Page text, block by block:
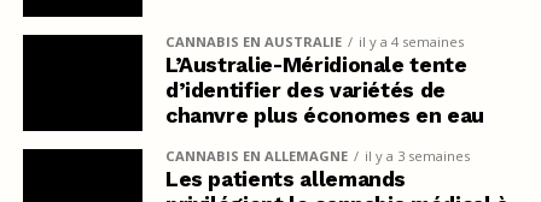
CANNABIS EN AUSTRALIE il y a 4 semaines
L’Australie-Méridionale tente
d’identifier des variétés de
chanvre plus économes en eau
CANNABIS EN ALLEMAGNE il y a 3 semaines
Les patients allemands